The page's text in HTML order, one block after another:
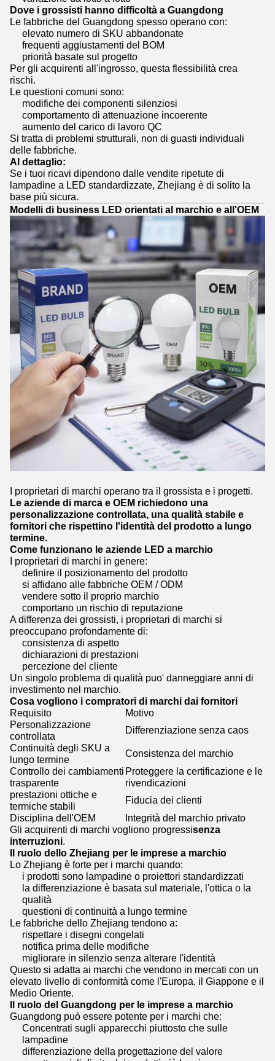
Dove i grossisti hanno difficoltà a Guangdong
Le fabbriche del Guangdong spesso operano con:
elevato numero di SKU abbandonate
frequenti aggiustamenti del BOM
priorità basate sul progetto
Per gli acquirenti all'ingrosso, questa flessibilità crea
rischi.
Le questioni comuni sono:
modifiche dei componenti silenziosi
comportamento di attenuazione incoerente
aumento del carico di lavoro QC
Si tratta di problemi strutturali, non di guasti individuali
delle fabbriche.
Al dettaglio:
Se i tuoi ricavi dipendono dalle vendite ripetute di
lampadine a LED standardizzate, Zhejiang è di solito la
base più sicura.
Modelli di business LED orientati al marchio e all'OEM
I proprietari di marchi operano tra il grossista e i progetti.
Le aziende di marca e OEM richiedono una
personalizzazione controllata, una qualità stabile e
fornitori che rispettino l'identità del prodotto a lungo
termine.
Come funzionano le aziende LED a marchio
I proprietari di marchi in genere:
definire il posizionamento del prodotto
si affidano alle fabbriche OEM / ODM
vendere sotto il proprio marchio
comportano un rischio di reputazione
A differenza dei grossisti, i proprietari di marchi si
preoccupano profondamente di:
consistenza di aspetto
dichiarazioni di prestazioni
percezione del cliente
Un singolo problema di qualità puo' danneggiare anni di
investimento nel marchio.
Cosa vogliono i compratori di marchi dai fornitori
Requisito
Motivo
Personalizzazione
controllata
Differenziazione senza caos
Continuità degli SKU a
lungo termine
Consistenza del marchio
Controllo dei cambiamenti
trasparente
Proteggere la certificazione e le
rivendicazioni
prestazioni ottiche e
termiche stabili
Fiducia dei clienti
Disciplina dell'OEM
Integrità del marchio privato
Gli acquirenti di marchi vogliono progressisenza
interruzioni.
Il ruolo dello Zhejiang per le imprese a marchio
Lo Zhejiang è forte per i marchi quando:
i prodotti sono lampadine o proiettori standardizzati
la differenziazione è basata sul materiale, l'ottica o la
qualità
questioni di continuità a lungo termine
Le fabbriche dello Zhejiang tendono a:
rispettare i disegni congelati
notifica prima delle modifiche
migliorare in silenzio senza alterare l'identità
Questo si adatta ai marchi che vendono in mercati con un
elevato livello di conformità come l'Europa, il Giappone e il
Medio Oriente.
Il ruolo del Guangdong per le imprese a marchio
Guangdong può essere potente per i marchi che:
Concentrati sugli apparecchi piuttosto che sulle
lampadine
differenziazione della progettazione del valore